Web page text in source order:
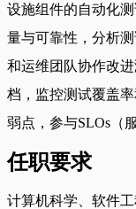
设施组件的自动化
量与可靠性，分析
和运维团队协作改
档，监控测试覆盖
弱点，参与SLOs（
任职要求
计算机科学、软件